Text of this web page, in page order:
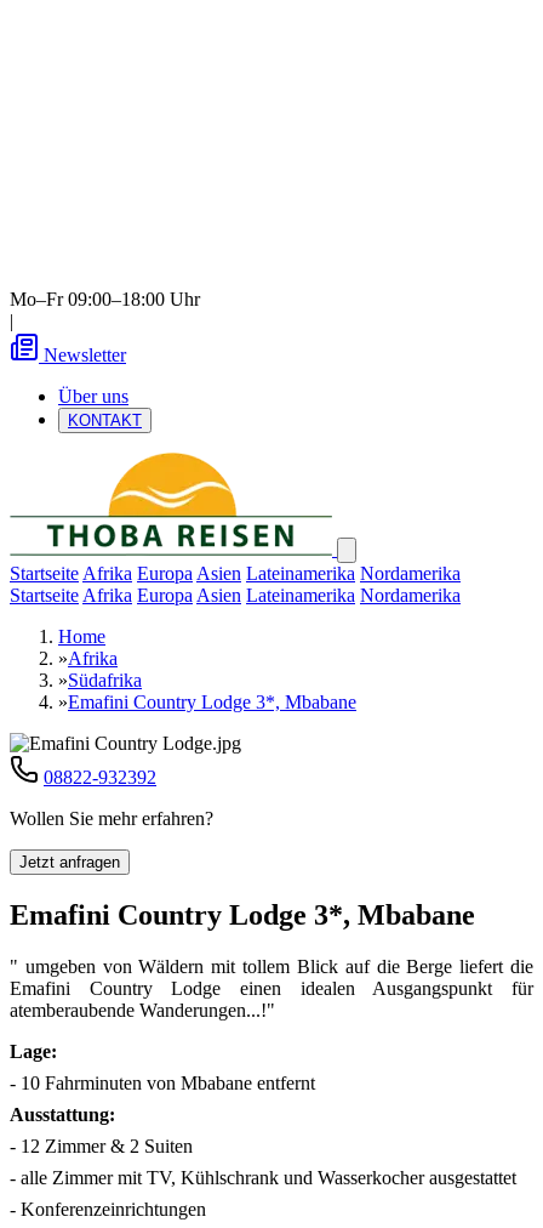
Mo–Fr 09:00–18:00 Uhr
|
Newsletter
Über uns
KONTAKT
Startseite Afrika Europa Asien Lateinamerika Nordamerika
Startseite Afrika Europa Asien Lateinamerika Nordamerika
Home
»Afrika
»Südafrika
»Emafini Country Lodge 3*, Mbabane
08822-932392
Wollen Sie mehr erfahren?
Jetzt anfragen
Emafini Country Lodge 3*, Mbabane
" umgeben von Wäldern mit tollem Blick auf die Berge liefert die
Emafini Country Lodge einen idealen Ausgangspunkt für
atemberaubende Wanderungen...!"
Lage:
- 10 Fahrminuten von Mbabane entfernt
Ausstattung:
- 12 Zimmer & 2 Suiten
- alle Zimmer mit TV, Kühlschrank und Wasserkocher ausgestattet
- Konferenzeinrichtungen